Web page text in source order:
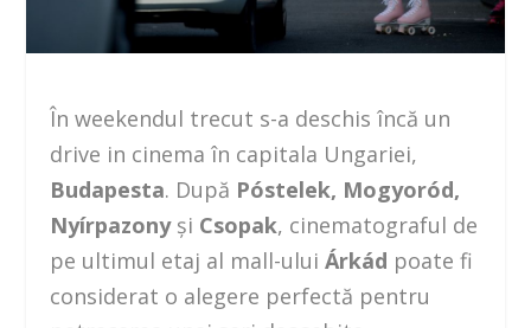
În weekendul trecut s-a deschis încă un
drive in cinema în capitala Ungariei,
Budapesta. După Póstelek, Mogyoród,
Nyírpazonyși Csopak, cinematograful de
pe ultimul etaj al mall-uluiÁrkád poate fi
considerat o alegere perfectă pentru